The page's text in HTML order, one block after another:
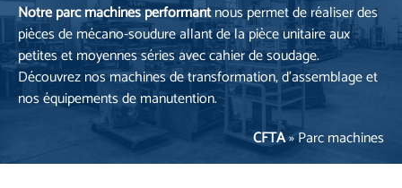
Notre parc machines performantnous permet de réaliser des
pièces de mécano-soudure allant de la pièce unitaire aux
petites et moyennes séries avec cahier de soudage.
Découvrez nos machines de transformation, d’assemblage et
nos équipements de manutention.
CFTA»Parc machines